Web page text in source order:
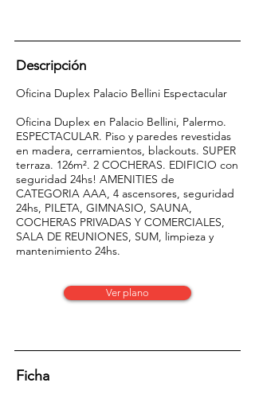
Descripción
Oficina Duplex Palacio Bellini Espectacular
Oficina Duplex en Palacio Bellini, Palermo.
ESPECTACULAR. Piso y paredes revestidas
en madera, cerramientos, blackouts. SUPER
terraza. 126m². 2 COCHERAS. EDIFICIO con
seguridad 24hs! AMENITIES de
CATEGORIA AAA, 4 ascensores, seguridad
24hs, PILETA, GIMNASIO, SAUNA,
COCHERAS PRIVADAS Y COMERCIALES,
SALA DE REUNIONES, SUM, limpieza y
mantenimiento 24hs.
Ver plano
Ficha